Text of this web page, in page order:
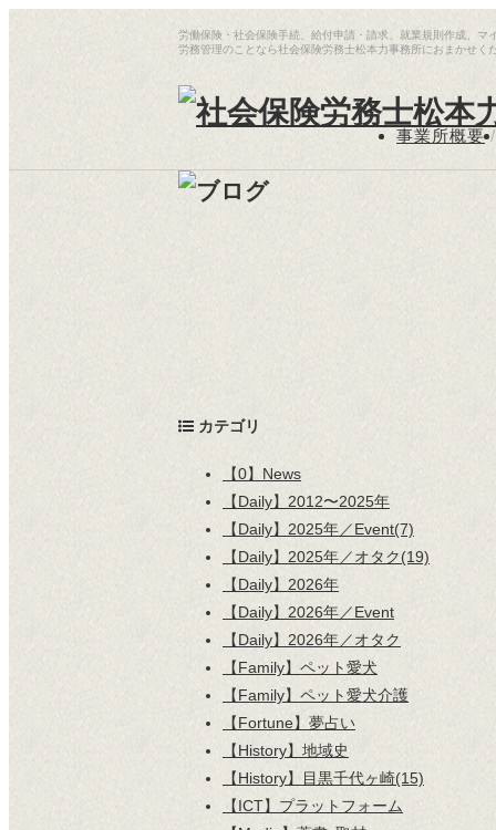
労働保険・社会保険手続、給付申請・請求、就業規則作成、マ
労務管理のことなら社会保険労務士松本力事務所におまかせく
事業所概要 /
カテゴリ
【0】News
【Daily】2012〜2025年
【Daily】2025年／Event(7)
【Daily】2025年／オタク(19)
【Daily】2026年
【Daily】2026年／Event
【Daily】2026年／オタク
【Family】ペット愛犬
【Family】ペット愛犬介護
【Fortune】夢占い
【History】地域史
【History】目黒千代ヶ崎(15)
【ICT】プラットフォーム